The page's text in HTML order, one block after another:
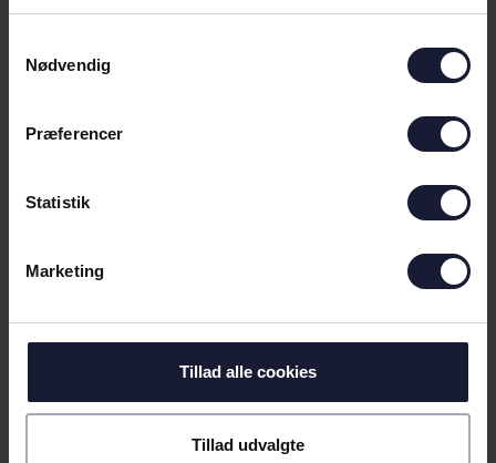
Nødvendig
Præferencer
Statistik
Marketing
Tillad alle cookies
Tillad udvalgte
10.07.2026
PRISER UDDELT HOS SALLING